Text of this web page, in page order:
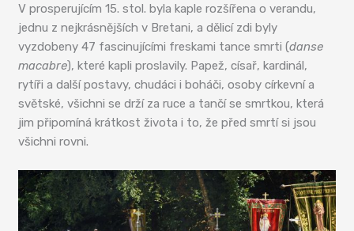
V prosperujícím 15. stol. byla kaple rozšířena o verandu,
jednu z nejkrásnějších v Bretani, a dělicí zdi byly
vyzdobeny 47 fascinujícími freskami tance smrti (danse
macabre), které kapli proslavily. Papež, císař, kardinál,
rytíři a další postavy, chudáci i boháči, osoby církevní a
světské, všichni se drží za ruce a tančí se smrtkou, která
jim připomíná krátkost života i to, že před smrtí si jsou
všichni rovni.